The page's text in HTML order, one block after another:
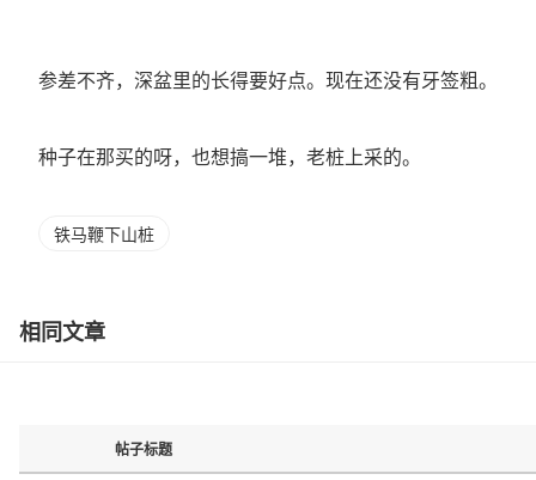
参差不齐，深盆里的长得要好点。现在还没有牙签粗。
种子在那买的呀，也想搞一堆，老桩上采的。
铁马鞭下山桩
相同文章
帖子标题